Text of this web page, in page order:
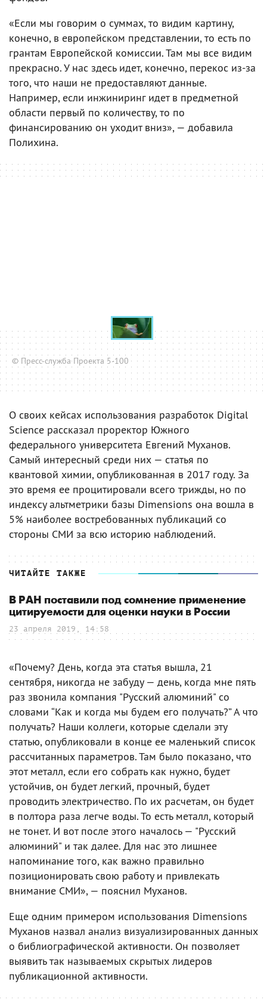
«Если мы говорим о суммах, то видим картину,
конечно, в европейском представлении, то есть по
грантам Европейской комиссии. Там мы все видим
прекрасно. У нас здесь идет, конечно, перекос из-за
того, что наши не предоставляют данные.
Например, если инжиниринг идет в предметной
области первый по количеству, то по
финансированию он уходит вниз», — добавила
Полихина.
© Пресс-служба Проекта 5-100
О своих кейсах использования разработок Digital
Science рассказал проректор Южного
федерального университета Евгений Муханов.
Самый интересный среди них — статья по
квантовой химии, опубликованная в 2017 году. За
это время ее процитировали всего трижды, но по
индексу альтметрики базы Dimensions она вошла в
5% наиболее востребованных публикаций со
стороны СМИ за всю историю наблюдений.
ЧИТАЙТЕ ТАКЖЕ
В РАН поставили под сомнение применение
цитируемости для оценки науки в России
23 апреля 2019, 14:58
«Почему? День, когда эта статья вышла, 21
сентября, никогда не забуду — день, когда мне пять
раз звонила компания "Русский алюминий" со
словами “Как и когда мы будем его получать?” А что
получать? Наши коллеги, которые сделали эту
статью, опубликовали в конце ее маленький список
рассчитанных параметров. Там было показано, что
этот металл, если его собрать как нужно, будет
устойчив, он будет легкий, прочный, будет
проводить электричество. По их расчетам, он будет
в полтора раза легче воды. То есть металл, который
не тонет. И вот после этого началось — "Русский
алюминий" и так далее. Для нас это лишнее
напоминание того, как важно правильно
позиционировать свою работу и привлекать
внимание СМИ», — пояснил Муханов.
Еще одним примером использования Dimensions
Муханов назвал анализ визуализированных данных
о библиографической активности. Он позволяет
выявить так называемых скрытых лидеров
публикационной активности.